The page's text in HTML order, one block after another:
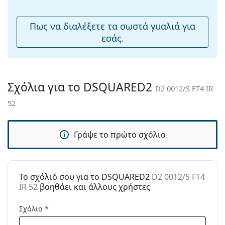
άρθρωση:
Όχι
Αξεσουάρ
Πανί
καθαρισμού:
Ναι
Άλλα
Ανδρικά
Χρήση:
Μόδα
Προϊόντος /
Πως να διαλέξετε τα σωστά γυαλιά για
εσάς.
Σχόλια για το DSQUARED2 D2 0012/S FT4 IR
52
Γράψε το πρώτο σχόλιο
To σχόλιό σου για το DSQUARED2 D2 0012/S FT4
IR 52 βοηθάει και άλλους χρήστες
Σχόλιο *